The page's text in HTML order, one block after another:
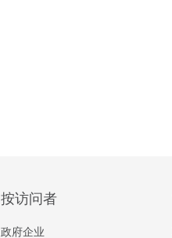
按访问者
政府企业